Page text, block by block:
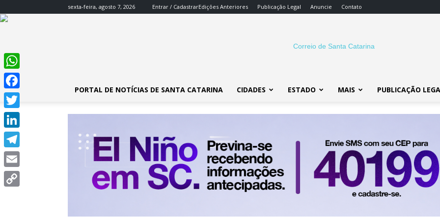
sexta-feira, agosto 7, 2026 Entrar / CadastrarEdições Anteriores Publicação Legal Anuncie Contato
SC
PORTAL DE NOTÍCIAS DE SANTA CATARINA CIDADES ESTADO MAIS PUBLICAÇÃO
WhatsApp
Facebook
Twitter
LinkedIn
Telegram
Email